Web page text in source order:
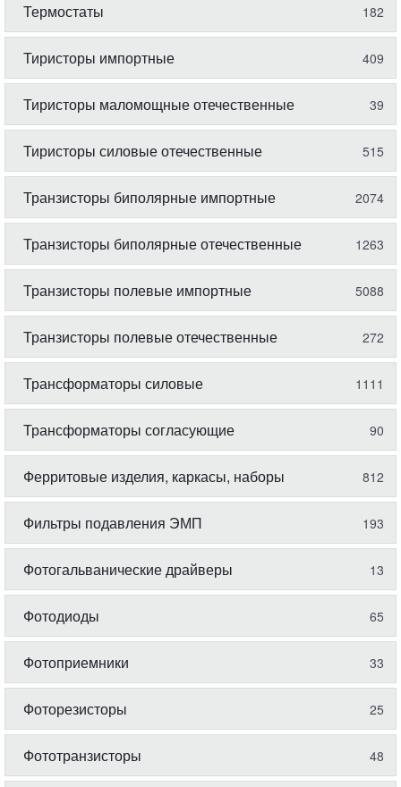
Термостаты 182
Тиристоры импортные 409
Тиристоры маломощные отечественные 39
Тиристоры силовые отечественные 515
Транзисторы биполярные импортные 2074
Транзисторы биполярные отечественные 1263
Транзисторы полевые импортные 5088
Транзисторы полевые отечественные 272
Трансформаторы силовые 1111
Трансформаторы согласующие 90
Ферритовые изделия, каркасы, наборы 812
Фильтры подавления ЭМП 193
Фотогальванические драйверы 13
Фотодиоды 65
Фотоприемники 33
Фоторезисторы 25
Фототранзисторы 48